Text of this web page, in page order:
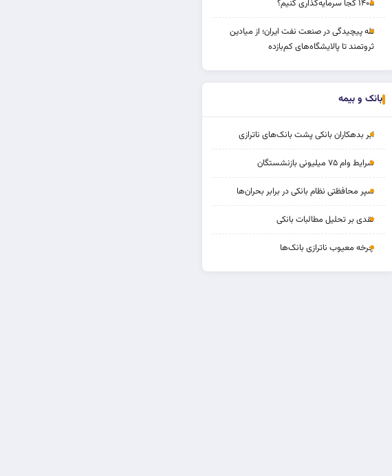
۱۴۰۵ کجا سرمایه‌گذاری کنیم؟
تله پیچیدگی در صنعت نفت ایران؛ از میادین
ثروتمند تا پالایشگاه‌های کم‌بازده
بانک و بیمه
ابر بدهکاران بانکی پشت بانک‌های ناترازی
شرایط وام ۷۵ میلیونی بازنشستگان
سپر محافظتی نظام بانکی در برابر بحران‌ها
نقدی بر تحلیل مطالبات بانکی
چرخه‌ معیوب ناترازی بانک‌ها